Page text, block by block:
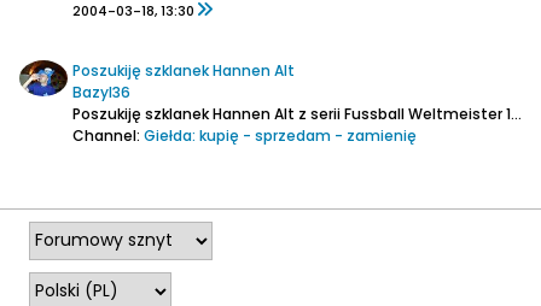
2004-03-18, 13:30
Poszukiję szklanek Hannen Alt
Bazyl36
Poszukiję szklanek Hannen Alt z serii Fussball Weltmeister 1954,a dokładnie to 5 brakujących mi sztuk ,poniżej poszukiwane nazwiska :
Channel: Giełda: kupię - sprzedam - zamienię